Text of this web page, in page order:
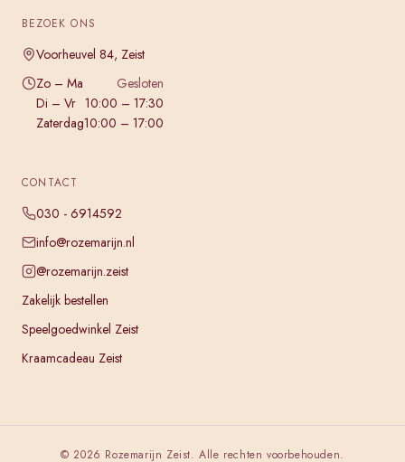
BEZOEK ONS
Voorheuvel 84, Zeist
Zo – Ma
Gesloten
Di – Vr 10:00 – 17:30
Zaterdag10:00 – 17:00
CONTACT
030 - 6914592
info@rozemarijn.nl
@rozemarijn.zeist
Zakelijk bestellen
Speelgoedwinkel Zeist
Kraamcadeau Zeist
© 2026 Rozemarijn Zeist. Alle rechten voorbehouden.